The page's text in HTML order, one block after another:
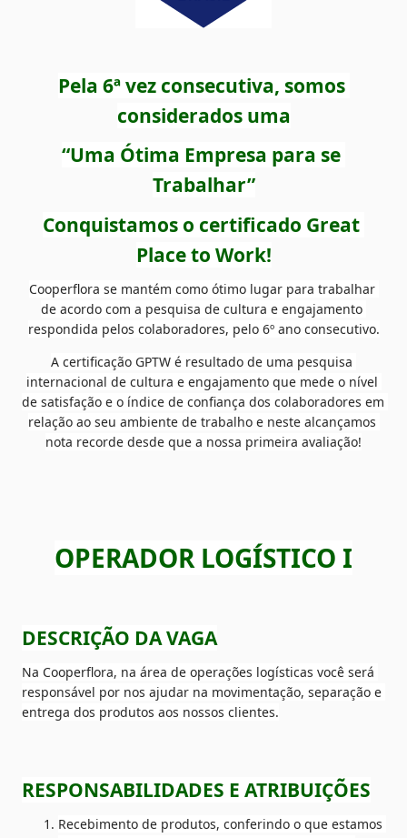
Pela 6ª vez consecutiva, somos
considerados uma
“Uma Ótima Empresa para se
Trabalhar”
Conquistamos o certificado Great
Place to Work!
Cooperflora se mantém como ótimo lugar para trabalhar
de acordo com a pesquisa de cultura e engajamento
respondida pelos colaboradores, pelo 6º ano consecutivo.
A certificação GPTW é resultado de uma pesquisa
internacional de cultura e engajamento que mede o nível
de satisfação e o índice de confiança dos colaboradores em
relação ao seu ambiente de trabalho e neste alcançamos
nota recorde desde que a nossa primeira avaliação!
OPERADOR LOGÍSTICO I
DESCRIÇÃO DA VAGA
Na Cooperflora, na área de operações logísticas você será
responsável por nos ajudar na movimentação, separação e
entrega dos produtos aos nossos clientes.
RESPONSABILIDADES E ATRIBUIÇÕES
Recebimento de produtos, conferindo o que estamos